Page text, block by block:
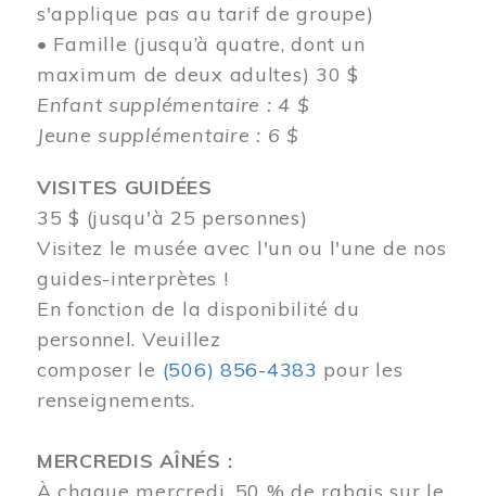
s'applique pas au tarif de groupe)
• Famille (jusqu’à quatre, dont un
maximum de deux adultes) 30 $
Enfant supplémentaire : 4 $
Jeune supplémentaire : 6 $
VISITES GUIDÉES
35 $ (jusqu'à 25 personnes)
Visitez le musée avec l'un ou l'une de nos
guides-interprètes !
En fonction de la disponibilité du
personnel. Veuillez
composer le (506) 856-4383 pour les
renseignements.
MERCREDIS AÎNÉS :